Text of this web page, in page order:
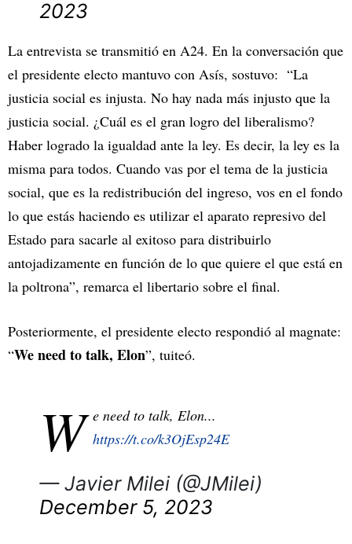
2023
La entrevista se transmitió en A24. En la conversación que
el presidente electo mantuvo con Asís, sostuvo: “La
justicia social es injusta. No hay nada más injusto que la
justicia social. ¿Cuál es el gran logro del liberalismo?
Haber logrado la igualdad ante la ley. Es decir, la ley es la
misma para todos. Cuando vas por el tema de la justicia
social, que es la redistribución del ingreso, vos en el fondo
lo que estás haciendo es utilizar el aparato represivo del
Estado para sacarle al exitoso para distribuirlo
antojadizamente en función de lo que quiere el que está en
la poltrona”, remarca el libertario sobre el final.
Posteriormente, el presidente electo respondió al magnate:
“We need to talk, Elon”, tuiteó.
W e need to talk, Elon...
https://t.co/k3OjEsp24E
— Javier Milei (@JMilei)
December 5, 2023